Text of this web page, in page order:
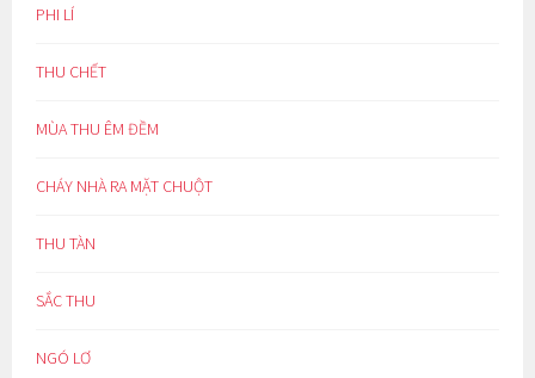
PHI LÍ
THU CHẾT
MÙA THU ÊM ĐỀM
CHÁY NHÀ RA MẶT CHUỘT
THU TÀN
SẮC THU
NGÓ LƠ